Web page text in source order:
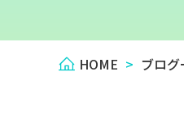
HOME > ブロ